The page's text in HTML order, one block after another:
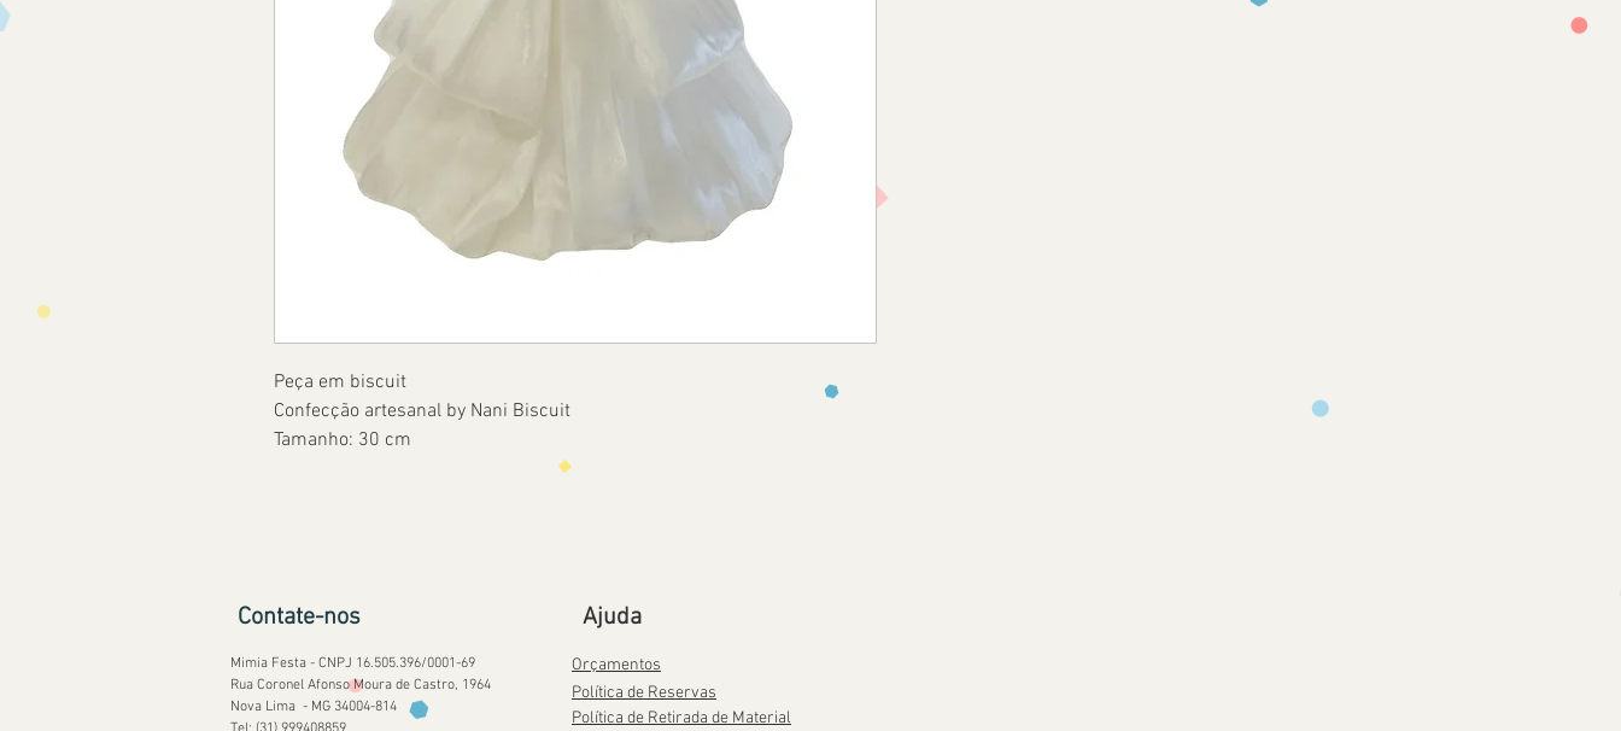
Peça em biscuit
Confecção artesanal by Nani Biscuit
Tamanho: 30 cm
Contate-nos
Mimia Festa - CNPJ 16.505.396/0001-69
Rua Coronel Afonso Moura de Castro, 1964
Nova Lima - MG 34004-814
Ajuda
Orçamentos
Política de Reservas
Política de Retirada de Material